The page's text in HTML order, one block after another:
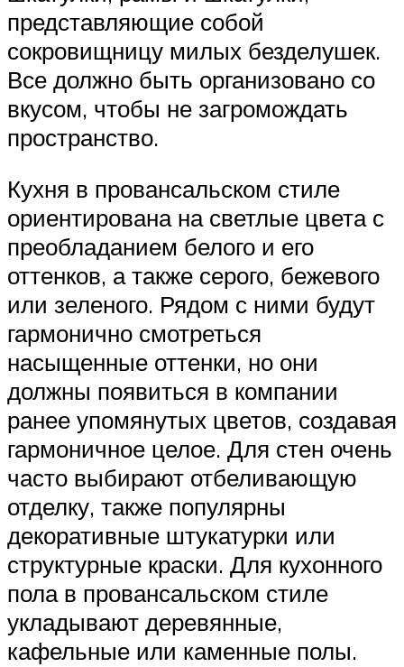
представляющие собой
сокровищницу милых безделушек.
Все должно быть организовано со
вкусом, чтобы не загромождать
пространство.
Кухня в провансальском стиле
ориентирована на светлые цвета с
преобладанием белого и его
оттенков, а также серого, бежевого
или зеленого. Рядом с ними будут
гармонично смотреться
насыщенные оттенки, но они
должны появиться в компании
ранее упомянутых цветов, создавая
гармоничное целое. Для стен очень
часто выбирают отбеливающую
отделку, также популярны
декоративные штукатурки или
структурные краски. Для кухонного
пола в провансальском стиле
укладывают деревянные,
кафельные или каменные полы.